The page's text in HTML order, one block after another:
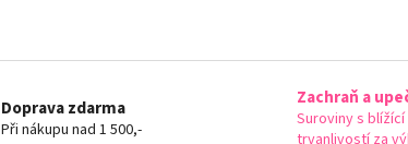
Doprava zdarma
Při nákupu nad 1 500,-
Zachraň a
Suroviny s blížící